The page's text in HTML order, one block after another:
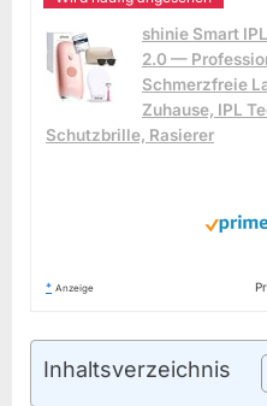
shinie Smart
2.0 —
Schmerzfreie
Zuhause, IPL
Schutzbrille, Rasierer
* Anzeige
Inhaltsverzeichnis